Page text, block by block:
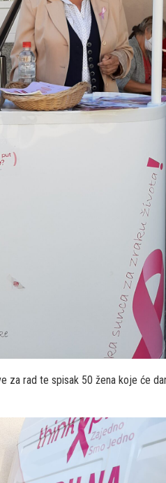
za rad te spisak 50 žena koje će